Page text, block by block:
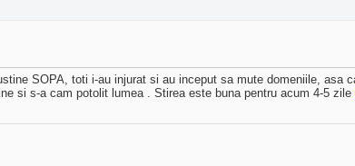
SOPA, toti i-au injurat si au inceput sa mute domeniile, asa
si s-a cam potolit lumea . Stirea este buna pentru acum 4-5 zile